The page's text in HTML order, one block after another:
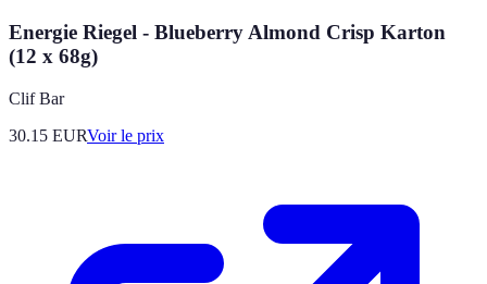
Energie Riegel - Blueberry Almond Crisp Karton
(12 x 68g)
Clif Bar
30.15 EURVoir le prix